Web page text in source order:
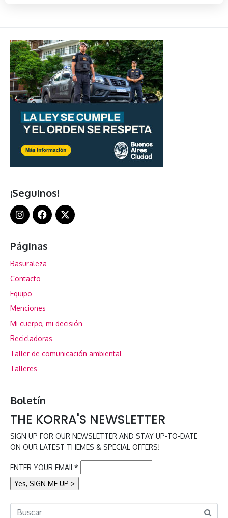
¡Seguinos!
Páginas
Basuraleza
Contacto
Equipo
Menciones
Mi cuerpo, mi decisión
Recicladoras
Taller de comunicación ambiental
Talleres
Boletín
THE KORRA'S NEWSLETTER
SIGN UP FOR OUR NEWSLETTER AND STAY UP-TO-DATE
ON OUR LATEST THEMES & SPECIAL OFFERS!
ENTER YOUR EMAIL*